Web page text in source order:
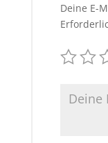
Deine E-